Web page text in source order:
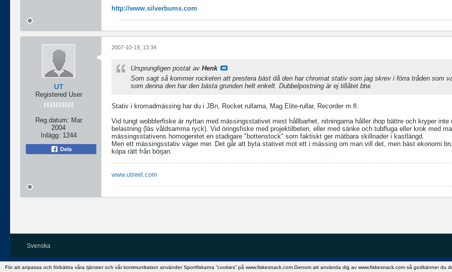
För att anpassa och förbättra våra tjänster och vår kommunikation använder Sportfiskarna ”cookies” på www.fiskesnack.com.Genom att använda dig av www.fiskesnack.com så godkänner du
http://www.silverbums.com
UT
Registered User
Reg.datum: Mar
2004
Inlägg: 1244
Dela
2007-10-19, 13:34
Ursprungligen postat av Henk
Som sagt så kommer rocketen att prestera bäst då den har chromat stativ som jag skrev i förra tråden som
som denna den har den bästa grunden helt enkelt. Dubbelpostning är ej tillåtet btw.
Stativ i kromadmässing har du i JBn, Rocket rullarna, Mag Elite-rullar, Recorder m.fl.
Vid tungt wobblerfiske är nyttan med mässingsstativet mest hållbarhet, nitningarna håller ihop bättre och kryper inte
belastning (läs våldsamma ryck). Vid öringsfiske med projektilbeten, eller med sänke och tubfluga eller krok med
mässingsstativens homogenitet en stadigare "bottenstock" som faktiskt ger mätbara skillnader i kastlängd.
Men ett mässingsstativ väger mer. Det går att byta stativet mot ett i mässing om man vill det, men bäst ekonomi
köpa rätt från början.
www.utreel.com
Svenska